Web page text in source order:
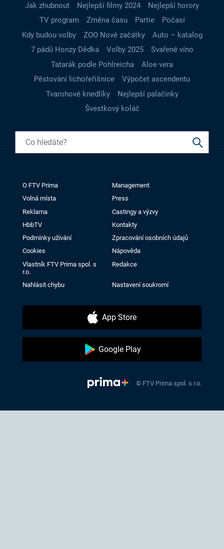
Jak zhubnout Nejlepší filmy 2024
Nejlepší horory
TV program
Změna času Partie
Počasí
Kdy budou volby
ZOO Nové začátky
Auto – katalog
7 pádů Honzy Dědka
Volby 2025
Svařené víno
Tatarák podle Pohlreicha
Aloe vera
Pěstování lichořeřišnice
Výpočet ascendentu
Tvarohové knedlíky
Nejlepší palačinky
Švestkový koláč
O FTV Prima
Management
Volná místa
Press
Reklama
Castingy a výzvy
HbbTV
Kontakty
Podmínky užívání
Zpracování osobních údajů
Cookies
Nápověda
Vlastník FTV Prima spol. s
r.o.
Redakce
Nahlásit chybu Nastavení soukromí
App Store
Google Play
© FTV Prima spol. s r.o.